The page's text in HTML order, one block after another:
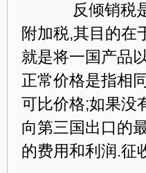
反倾销税是
附加税,其目的在
就是将一国产品
正常价格是指相
可比价格;如果没
向第三国出口的
的费用和利润.征